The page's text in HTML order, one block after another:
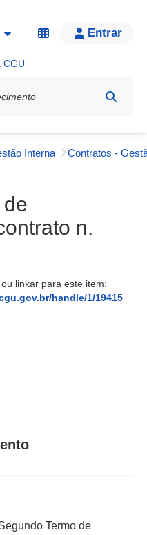
Entrar
CGU
Interna Contratos -
n.
linkar para este item:
handle/1/19415
Termo de